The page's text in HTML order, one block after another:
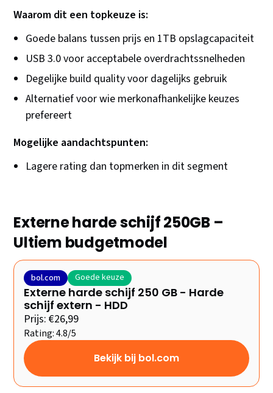
Waarom dit een topkeuze is:
Goede balans tussen prijs en 1TB opslagcapaciteit
USB 3.0 voor acceptabele overdrachtssnelheden
Degelijke build quality voor dagelijks gebruik
Alternatief voor wie merkonafhankelijke keuzes
prefereert
Mogelijke aandachtspunten:
Lagere rating dan topmerken in dit segment
Externe harde schijf 250GB –
Ultiem budgetmodel
bol.com Goede keuze
Externe harde schijf 250 GB - Harde
schijf extern - HDD
Prijs: €26,99
Rating: 4.8/5
Bekijk bij bol.com